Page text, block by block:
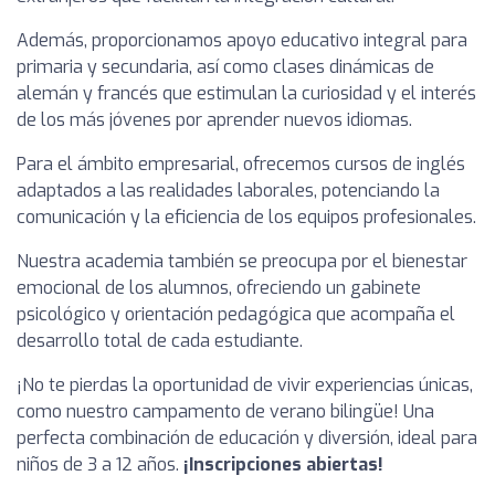
Además, proporcionamos apoyo educativo integral para
primaria y secundaria, así como clases dinámicas de
alemán y francés que estimulan la curiosidad y el interés
de los más jóvenes por aprender nuevos idiomas.
Para el ámbito empresarial, ofrecemos cursos de inglés
adaptados a las realidades laborales, potenciando la
comunicación y la eficiencia de los equipos profesionales.
Nuestra academia también se preocupa por el bienestar
emocional de los alumnos, ofreciendo un gabinete
psicológico y orientación pedagógica que acompaña el
desarrollo total de cada estudiante.
¡No te pierdas la oportunidad de vivir experiencias únicas,
como nuestro campamento de verano bilingüe! Una
perfecta combinación de educación y diversión, ideal para
niños de 3 a 12 años. ¡Inscripciones abiertas!